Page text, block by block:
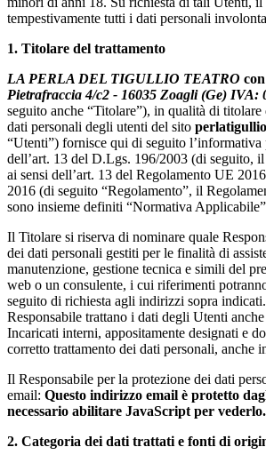
tempestivamente tutti i dati personali
1. Titolare del trattamento
LA PERLA DEL TIGULLIO TEATRO
Pietrafraccia 4/c2 - 16035 Zoagli (Ge) IVA:
seguito anche “Titolare”), in qualità di titolare
dati personali degli utenti del sito
“Utenti”) fornisce qui di seguito l’informativa
dell’art. 13 del D.Lgs. 196/2003 (di seguito,
ai sensi dell’art. 13 del Regolamento UE
2016 (di seguito “Regolamento”, il
sono insieme definiti “Normativa
Il Titolare si riserva di nominare quale
dei dati personali gestiti per le finalità di
manutenzione, gestione tecnica e simili del
web o un consulente, i cui riferimenti
seguito di richiesta agli indirizzi sopra
Responsabile trattano i dati degli Utenti
Incaricati interni, appositamente designati e
corretto trattamento dei dati personali, anche
Il Responsabile per la protezione dei dati
email: Questo indirizzo email è protetto
necessario abilitare JavaScript per vederlo.
2. Categoria dei dati trattati e fonti di